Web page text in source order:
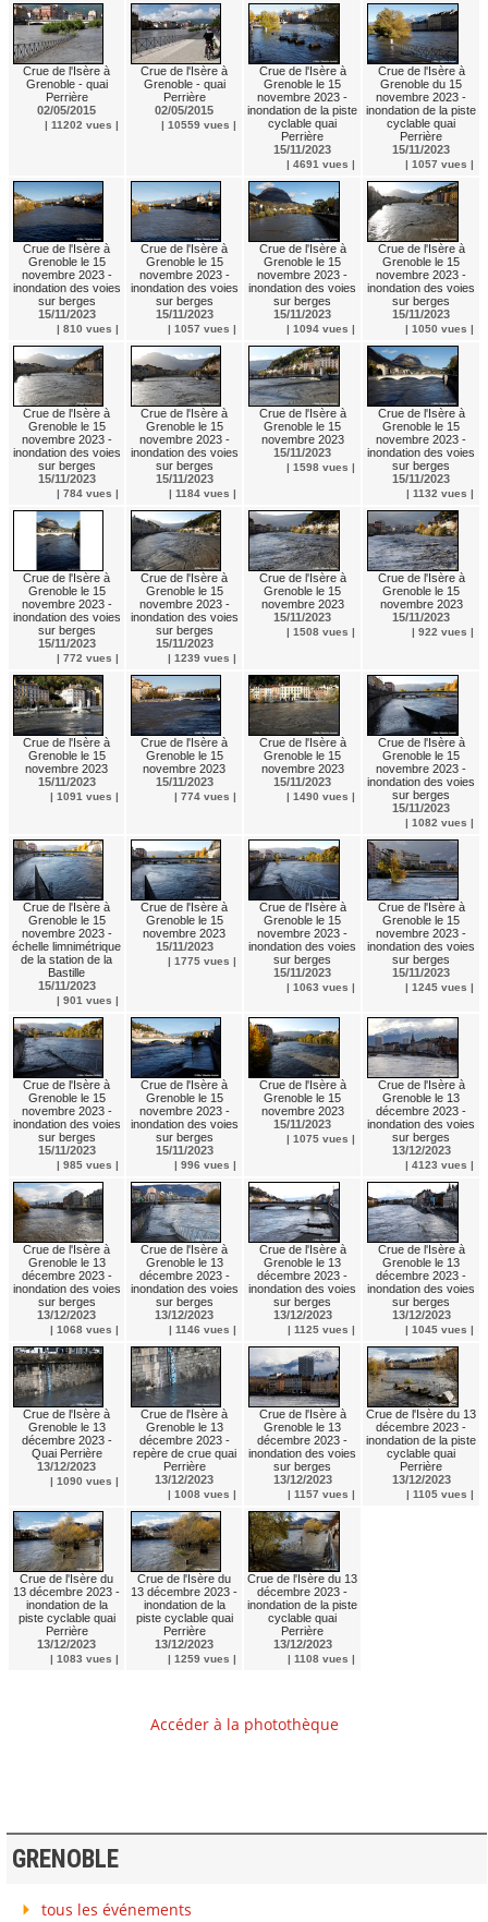
Crue de l'Isère à
Grenoble - quai
Perrière
02/05/2015
| 11202 vues |
Crue de l'Isère à
Grenoble - quai
Perrière
02/05/2015
| 10559 vues |
Crue de l'Isère à
Grenoble le 15
novembre 2023 -
inondation de la piste
cyclable quai
Perrière
15/11/2023
| 4691 vues |
Crue de l'Isère à
Grenoble du 15
novembre 2023 -
inondation de la piste
cyclable quai
Perrière
15/11/2023
| 1057 vues |
Crue de l'Isère à
Grenoble le 15
novembre 2023 -
inondation des voies
sur berges
15/11/2023
| 810 vues |
Crue de l'Isère à
Grenoble le 15
novembre 2023 -
inondation des voies
sur berges
15/11/2023
| 1057 vues |
Crue de l'Isère à
Grenoble le 15
novembre 2023 -
inondation des voies
sur berges
15/11/2023
| 1094 vues |
Crue de l'Isère à
Grenoble le 15
novembre 2023 -
inondation des voies
sur berges
15/11/2023
| 1050 vues |
Crue de l'Isère à
Grenoble le 15
novembre 2023 -
inondation des voies
sur berges
15/11/2023
| 784 vues |
Crue de l'Isère à
Grenoble le 15
novembre 2023 -
inondation des voies
sur berges
15/11/2023
| 1184 vues |
Crue de l'Isère à
Grenoble le 15
novembre 2023
15/11/2023
| 1598 vues |
Crue de l'Isère à
Grenoble le 15
novembre 2023 -
inondation des voies
sur berges
15/11/2023
| 1132 vues |
Crue de l'Isère à
Grenoble le 15
novembre 2023 -
inondation des voies
sur berges
15/11/2023
| 772 vues |
Crue de l'Isère à
Grenoble le 15
novembre 2023 -
inondation des voies
sur berges
15/11/2023
| 1239 vues |
Crue de l'Isère à
Grenoble le 15
novembre 2023
15/11/2023
| 1508 vues |
Crue de l'Isère à
Grenoble le 15
novembre 2023
15/11/2023
| 922 vues |
Crue de l'Isère à
Grenoble le 15
novembre 2023
15/11/2023
| 1091 vues |
Crue de l'Isère à
Grenoble le 15
novembre 2023
15/11/2023
| 774 vues |
Crue de l'Isère à
Grenoble le 15
novembre 2023
15/11/2023
| 1490 vues |
Crue de l'Isère à
Grenoble le 15
novembre 2023 -
inondation des voies
sur berges
15/11/2023
| 1082 vues |
Crue de l'Isère à
Grenoble le 15
novembre 2023 -
échelle limnimétrique
de la station de la
Bastille
15/11/2023
| 901 vues |
Crue de l'Isère à
Grenoble le 15
novembre 2023
15/11/2023
| 1775 vues |
Crue de l'Isère à
Grenoble le 15
novembre 2023 -
inondation des voies
sur berges
15/11/2023
| 1063 vues |
Crue de l'Isère à
Grenoble le 15
novembre 2023 -
inondation des voies
sur berges
15/11/2023
| 1245 vues |
Crue de l'Isère à
Grenoble le 15
novembre 2023 -
inondation des voies
sur berges
15/11/2023
| 985 vues |
Crue de l'Isère à
Grenoble le 15
novembre 2023 -
inondation des voies
sur berges
15/11/2023
| 996 vues |
Crue de l'Isère à
Grenoble le 15
novembre 2023
15/11/2023
| 1075 vues |
Crue de l'Isère à
Grenoble le 13
décembre 2023 -
inondation des voies
sur berges
13/12/2023
| 4123 vues |
Crue de l'Isère à
Grenoble le 13
décembre 2023 -
inondation des voies
sur berges
13/12/2023
| 1068 vues |
Crue de l'Isère à
Grenoble le 13
décembre 2023 -
inondation des voies
sur berges
13/12/2023
| 1146 vues |
Crue de l'Isère à
Grenoble le 13
décembre 2023 -
inondation des voies
sur berges
13/12/2023
| 1125 vues |
Crue de l'Isère à
Grenoble le 13
décembre 2023 -
inondation des voies
sur berges
13/12/2023
| 1045 vues |
Crue de l'Isère à
Grenoble le 13
décembre 2023 -
Quai Perrière
13/12/2023
| 1090 vues |
Crue de l'Isère à
Grenoble le 13
décembre 2023 -
repère de crue quai
Perrière
13/12/2023
| 1008 vues |
Crue de l'Isère à
Grenoble le 13
décembre 2023 -
inondation des voies
sur berges
13/12/2023
| 1157 vues |
Crue de l'Isère du 13
décembre 2023 -
inondation de la piste
cyclable quai
Perrière
13/12/2023
| 1105 vues |
Crue de l'Isère du
13 décembre 2023 -
inondation de la
piste cyclable quai
Perrière
13/12/2023
| 1083 vues |
Crue de l'Isère du
13 décembre 2023 -
inondation de la
piste cyclable quai
Perrière
13/12/2023
| 1259 vues |
Crue de l'Isère du 13
décembre 2023 -
inondation de la piste
cyclable quai
Perrière
13/12/2023
| 1108 vues |
Accéder à la photothèque
GRENOBLE
tous les événements